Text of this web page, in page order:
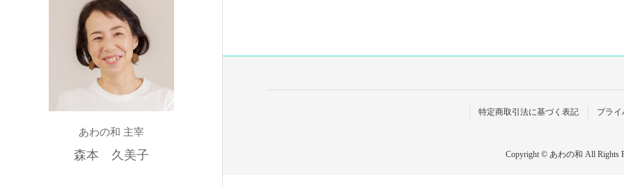
あわの和 主宰
森本 久美子
特定商取引法に基づく表記 プラ
Copyright © あわの和 All Rights